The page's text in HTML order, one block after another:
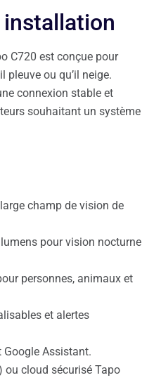
C720 est conçue pour
pleuve ou qu’il neige.
connexion stable et
souhaitant un système
champ de vision de
pour vision nocturne
personnes, animaux et
et alertes
Assistant.
cloud sécurisé Tapo